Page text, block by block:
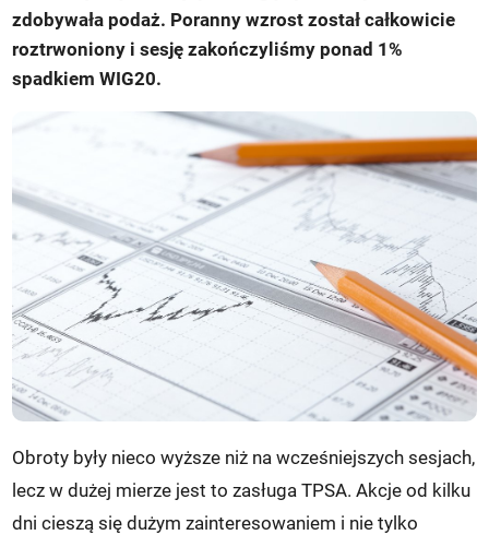
zdobywała podaż. Poranny wzrost został całkowicie
roztrwoniony i sesję zakończyliśmy ponad 1%
spadkiem WIG20.
Obroty były nieco wyższe niż na wcześniejszych sesjach,
lecz w dużej mierze jest to zasługa TPSA. Akcje od kilku
dni cieszą się dużym zainteresowaniem i nie tylko